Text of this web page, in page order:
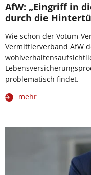
AfW: „Eingriff in
durch die
Wie schon der Votum-
Vermittlerverband AfW
problematisch findet.
mehr